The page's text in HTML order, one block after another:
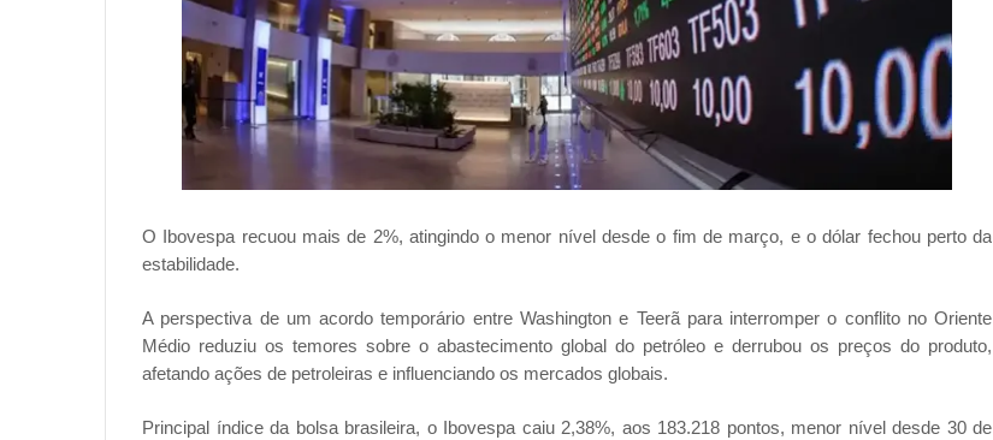
O Ibovespa recuou mais de 2%, atingindo o menor nível desde o fim de março, e o dólar fechou perto da
estabilidade.
A perspectiva de um acordo temporário entre Washington e Teerã para interromper o conflito no Oriente
Médio reduziu os temores sobre o abastecimento global do petróleo e derrubou os preços do produto,
afetando ações de petroleiras e influenciando os mercados globais.
Principal índice da bolsa brasileira, o Ibovespa caiu 2,38%, aos 183.218 pontos, menor nível desde 30 de